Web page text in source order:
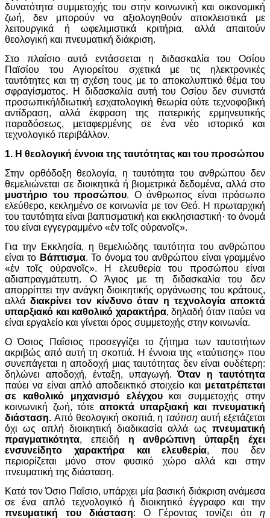
δυνατότητα συμμετοχής του στην κοινωνική και οικονομική
ζωή, δεν μπορούν να αξιολογηθούν αποκλειστικά με
λειτουργικά ή ωφελιμιστικά κριτήρια, αλλά απαιτούν
θεολογική και πνευματική διάκριση.
Στο πλαίσιο αυτό εντάσσεται η διδασκαλία του Οσίου
Παϊσίου του Αγιορείτου σχετικά με τις ηλεκτρονικές
ταυτότητες και τη σχέση τους με το αποκαλυπτικό θέμα του
σφραγίσματος. Η διδασκαλία αυτή του Οσίου δεν συνιστά
προσωπική/ιδιωτική εσχατολογική θεωρία ούτε τεχνοφοβική
αντίδραση, αλλά έκφραση της πατερικής ερμηνευτικής
παραδόσεως, μεταφερμένης σε ένα νέο ιστορικό και
τεχνολογικό περιβάλλον.
1. Η θεολογική έννοια της ταυτότητας και του προσώπου
Στην ορθόδοξη θεολογία, η ταυτότητα του ανθρώπου δεν
θεμελιώνεται σε διοικητικά ή βιομετρικά δεδομένα, αλλά στο
μυστήριο του προσώπου. Ο άνθρωπος είναι πρόσωπο
ελεύθερο, κεκλημένο σε κοινωνία με τον Θεό. Η πρωταρχική
του ταυτότητα είναι βαπτισματική και εκκλησιαστική· το όνομά
του είναι εγγεγραμμένο «ἐν τοῖς οὐρανοῖς».
Για την Εκκλησία, η θεμελιώδης ταυτότητα του ανθρώπου
είναι το Βάπτισμα. Το όνομα του ανθρώπου είναι γραμμένο
«ἐν τοῖς οὐρανοῖς». Η ελευθερία του προσώπου είναι
αδιαπραγμάτευτη. Ο Άγιος με τη διδασκαλία του δεν
απορρίπτει την ανάγκη διοικητικής οργάνωσης του κράτους,
αλλά διακρίνει τον κίνδυνο όταν η τεχνολογία αποκτά
υπαρξιακό και καθολικό χαρακτήρα, δηλαδή όταν παύει να
είναι εργαλείο και γίνεται όρος συμμετοχής στην κοινωνία.
Ο Όσιος Παΐσιος προσεγγίζει το ζήτημα των ταυτοτήτων
ακριβώς από αυτή τη σκοπιά. Η έννοια της «ταύτισης» που
συνεπάγεται η αποδοχή μιας ταυτότητας δεν είναι ουδέτερη:
δηλώνει αποδοχή, ένταξη, υπαγωγή.Όταν η ταυτότητα
παύει να είναι απλό αποδεικτικό στοιχείο και μετατρέπεται
σε καθολικό μηχανισμό ελέγχου και συμμετοχής στην
κοινωνική ζωή, τότε αποκτά υπαρξιακή και πνευματική
διάσταση. Από θεολογική σκοπιά, ηταύτιση αυτή εξετάζεται
όχι ως απλή διοικητική διαδικασία αλλά ως πνευματική
πραγματικότητα, επειδή η ανθρώπινη ύπαρξη έχει
ενσυνείδητο χαρακτήρα και ελευθερία, που δεν
περιορίζεται μόνο στον φυσικό χώρο αλλά και στην
πνευματική της διάσταση.
Κατά τον Όσιο Παΐσιο, υπάρχει μία βασική διάκριση ανάμεσα
σε ένα απλό τεχνολογικό ή διοικητικό έγγραφο και την
πνευματική του διάσταση: Ο Γέροντας τονίζει ότι η